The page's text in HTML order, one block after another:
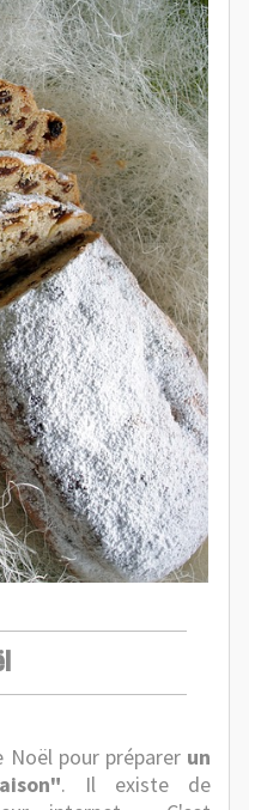
Noël pour préparer un
. Il existe de